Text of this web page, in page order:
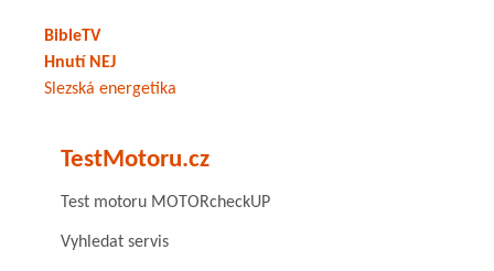
BibleTV
Hnutí NEJ
Slezská energetika
TestMotoru.cz
Test motoru MOTORcheckUP
Vyhledat servis